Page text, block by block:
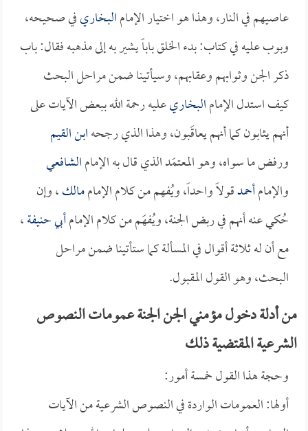
عاصيهم في النار، وهذا هو اختيار الإمامالبخاريفي صحيحه،
وبوب عليه في كتاب: بدء الخلق باباً يشير به إلى مذهبه فقال: باب
ذكر الجن وثوابهم وعقابهم، وسيأتينا ضمن مراحل البحث
كيف استدل الإمامالبخاريعليه رحمة الله ببعض الآيات على
أنهم يثابون كما أنهم يعاقَبون، وهذا الذي رجحهابن القيم
ورفض ما سواه، وهو المعتمَد الذي قال به الإمامالشافعي
والإمامأحمدقولاً واحداً، ويُفهم من كلام الإماممالك، وإن
حُكي عنه أنهم في ربض الجنة، ويُفهَم من كلام الإمامأبي حنيفة،
مع أن له ثلاثة أقوال في المسألة كما ستأتينا ضمن مراحل
البحث، وهو القول المقبول.
من أدلة دخول مؤمني الجن الجنة عمومات النصوص
الشرعية المقتضية ذلك
وحجة هذا القول خمسة أمور:
أولها: العمومات الواردة في النصوص الشرعية من الآيات